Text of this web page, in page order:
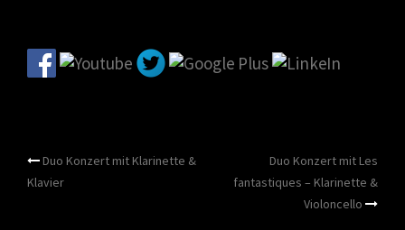
Beitragsnavigation
Duo Konzert mit Klarinette &
Klavier
Duo Konzert mit Les
fantastiques – Klarinette &
Violoncello